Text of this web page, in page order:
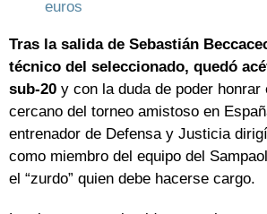
euros
Tras la salida de Sebastián
técnico del seleccionado, quedó
sub-20 y con la duda de poder honrar
cercano del torneo amistoso en
entrenador de Defensa y Justicia
como miembro del equipo del
el “zurdo” quien debe hacerse cargo.